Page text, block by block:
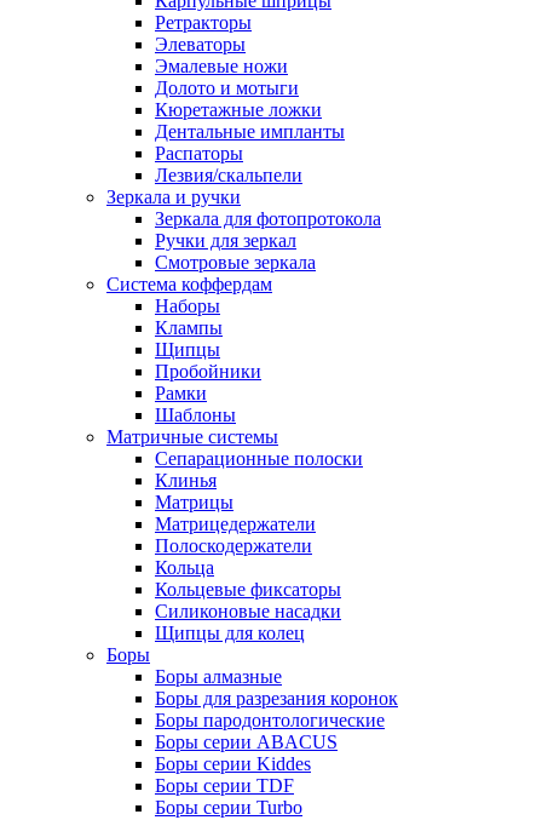
Ретракторы
Элеваторы
Эмалевые ножи
Долото и мотыги
Кюретажные ложки
Дентальные импланты
Распаторы
Лезвия/скальпели
Зеркала и ручки
Зеркала для фотопротокола
Ручки для зеркал
Смотровые зеркала
Система коффердам
Наборы
Клампы
Щипцы
Пробойники
Рамки
Шаблоны
Матричные системы
Сепарационные полоски
Клинья
Матрицы
Матрицедержатели
Полоскодержатели
Кольца
Кольцевые фиксаторы
Силиконовые насадки
Щипцы для колец
Боры
Боры алмазные
Боры для разрезания коронок
Боры пародонтологические
Боры серии ABACUS
Боры серии Kiddes
Боры серии TDF
Боры серии Turbo